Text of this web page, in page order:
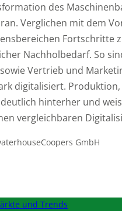
des
Verglichen mit dem
Fortschritte
Nachholbedarf. So
Vertrieb und
digitalisiert.
hinterher und
vergleichbaren
GmbH
und Trends